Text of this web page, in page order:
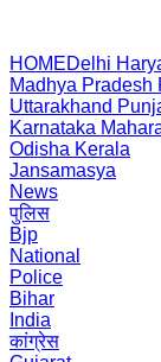
HOMEDelhi
Madhya Pradesh
Uttarakhand
Karnataka
Odisha Kerala
Jansamasya
News
पुलिस
Bjp
National
Police
Bihar
India
कांग्रेस